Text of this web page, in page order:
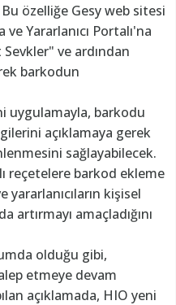
özelliğe Gesy web sitesi
Yararlanıcı Portalı'na
ve ardından
barkodun
uygulamayla, barkodu
açıklamaya gerek
sağlayabilecek.
reçetelere barkod ekleme
kişisel
artırmayı amaçladığını
olduğu gibi,
etmeye devam
açıklamada, HIO yeni